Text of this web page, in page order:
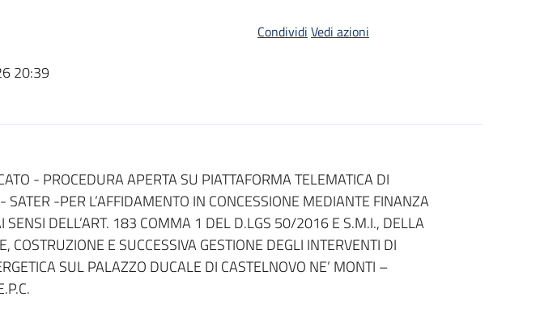
20:39
Condividi Vedi azioni
- PROCEDURA APERTA SU PIATTAFORMA TELEMATICA DI
SATER -PER L’AFFIDAMENTO IN CONCESSIONE MEDIANTE FINANZA
SENSI DELL’ART. 183 COMMA 1 DEL D.LGS 50/2016 E S.M.I., DELLA
COSTRUZIONE E SUCCESSIVA GESTIONE DEGLI INTERVENTI DI
SUL PALAZZO DUCALE DI CASTELNOVO NE’ MONTI –